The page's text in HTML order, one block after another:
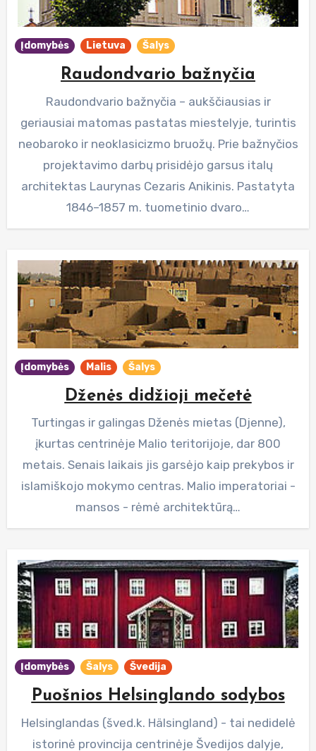
Įdomybės Lietuva Šalys
Raudondvario bažnyčia
Raudondvario bažnyčia – aukščiausias ir
geriausiai matomas pastatas miestelyje, turintis
neobaroko ir neoklasicizmo bruožų. Prie bažnyčios
projektavimo darbų prisidėjo garsus italų
architektas Laurynas Cezaris Anikinis. Pastatyta
1846–1857 m. tuometinio dvaro…
Įdomybės Malis Šalys
Dženės didžioji mečetė
Turtingas ir galingas Dženės mietas (Djenne),
įkurtas centrinėje Malio teritorijoje, dar 800
metais. Senais laikais jis garsėjo kaip prekybos ir
islamiškojo mokymo centras. Malio imperatoriai -
mansos - rėmė architektūrą…
Įdomybės Šalys Švedija
Puošnios Helsinglando sodybos
Helsinglandas (šved.k. Hälsingland) - tai nedidelė
istorinė provincija centrinėje Švedijos dalyje,